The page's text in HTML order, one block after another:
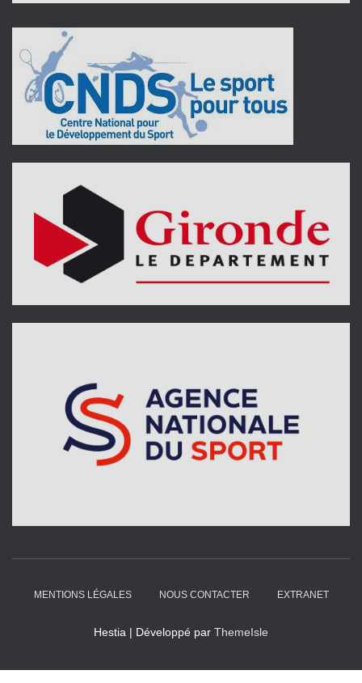
MENTIONS LÉGALES NOUS CONTACTER EXTRANET
Hestia | Développé par ThemeIsle